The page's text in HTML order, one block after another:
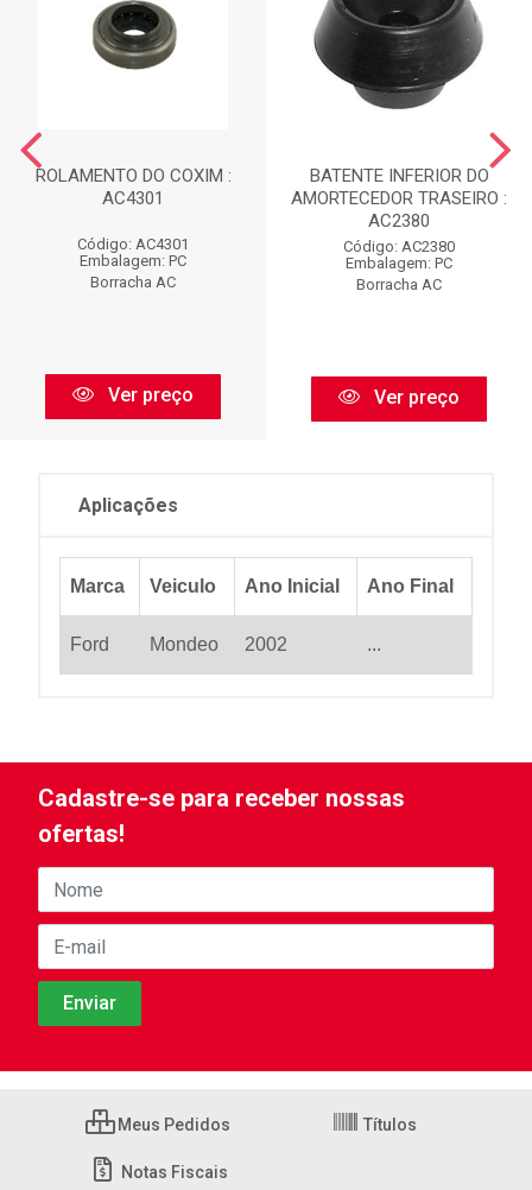
ROLAMENTO DO COXIM :
AC4301
Código: AC4301
Embalagem: PC
Borracha AC
Ver preço
BATENTE INFERIOR DO
AMORTECEDOR TRASEIRO :
AC2380
Código: AC2380
Embalagem: PC
Borracha AC
Ver preço
Aplicações
Marca Veiculo Ano Inicial Ano Final
Ford Mondeo 2002 ...
Cadastre-se para receber nossas
ofertas!
Meus Pedidos Títulos
Notas Fiscais